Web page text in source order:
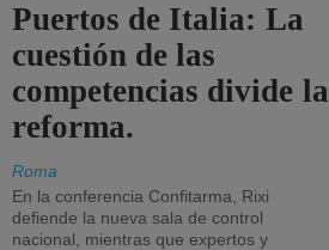
Puertos de Italia: La
cuestión de las
competencias divide la
reforma.
Roma
En la conferencia Confitarma, Rixi
defiende la nueva sala de control
nacional, mientras que expertos y